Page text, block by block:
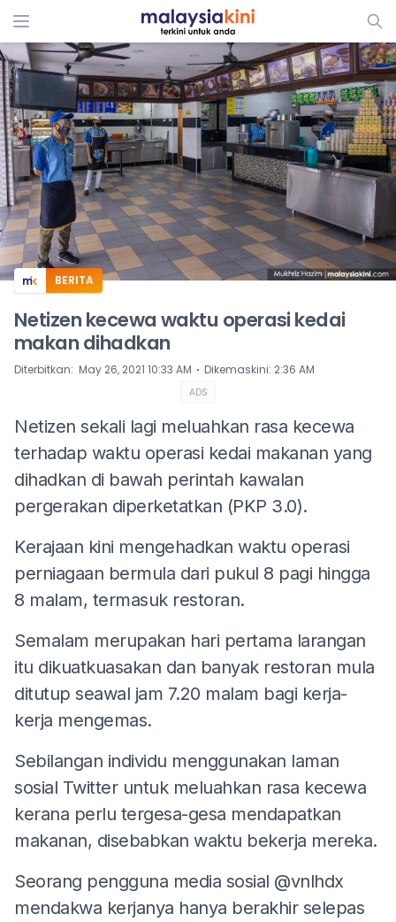
ADS
BERITA
Netizen kecewa waktu operasi kedai
makan dihadkan
Diterbitkan: May 26, 2021 10:33 AM ⋅ Dikemaskini: 2:36 AM
ADS
Netizen sekali lagi meluahkan rasa kecewa
terhadap waktu operasi kedai makanan yang
dihadkan di bawah perintah kawalan
pergerakan diperketatkan (PKP 3.0).
Kerajaan kini mengehadkan waktu operasi
perniagaan bermula dari pukul 8 pagi hingga
8 malam, termasuk restoran.
Semalam merupakan hari pertama larangan
itu dikuatkuasakan dan banyak restoran mula
ditutup seawal jam 7.20 malam bagi kerja-
kerja mengemas.
Sebilangan individu menggunakan laman
sosial Twitter untuk meluahkan rasa kecewa
kerana perlu tergesa-gesa mendapatkan
makanan, disebabkan waktu bekerja mereka.
Seorang pengguna media sosial @vnlhdx
mendakwa kerjanya hanya berakhir selepas